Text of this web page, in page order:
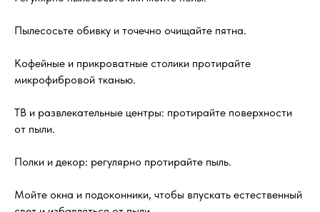
Пылесосьте обивку и точечно очищайте пятна.
Кофейные и прикроватные столики протирайте
микрофибровой тканью.
ТВ и развлекательные центры: протирайте поверхности
от пыли.
Полки и декор: регулярно протирайте пыль.
Мойте окна и подоконники, чтобы впускать естественный